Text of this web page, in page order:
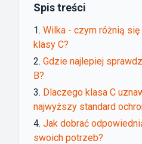
Spis treści
Wilka - czym różnią się
klasy C?
Gdzie najlepiej
B?
Dlaczego klasa C
najwyższy standard
Jak dobrać
swoich potrzeb?